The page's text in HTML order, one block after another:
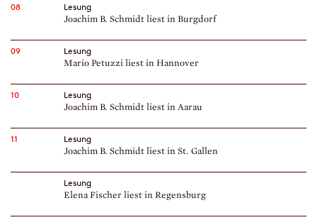
08
Lesung
Joachim B. Schmidt liest in Burgdorf
09
Lesung
Mario Petuzzi liest in Hannover
10
Lesung
Joachim B. Schmidt liest in Aarau
11
Lesung
Joachim B. Schmidt liest in St. Gallen
Lesung
Elena Fischer liest in Regensburg